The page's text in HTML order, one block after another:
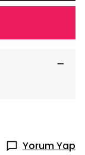
Yorum Yap